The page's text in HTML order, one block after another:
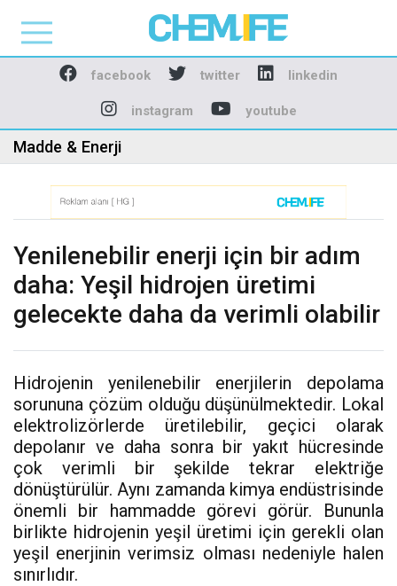
Chemlife - Basılı ve
facebook twitter linkedin
instagram youtube
Madde & Enerji
Yenilenebilir enerji için bir adım
daha: Yeşil hidrojen üretimi
gelecekte daha da verimli olabilir
Hidrojenin yenilenebilir enerjilerin depolama
sorununa çözüm olduğu düşünülmektedir. Lokal
elektrolizörlerde üretilebilir, geçici olarak
depolanır ve daha sonra bir yakıt hücresinde
çok verimli bir şekilde tekrar elektriğe
dönüştürülür. Aynı zamanda kimya endüstrisinde
önemli bir hammadde görevi görür. Bununla
birlikte hidrojenin yeşil üretimi için gerekli olan
yeşil enerjinin verimsiz olması nedeniyle halen
sınırlıdır.